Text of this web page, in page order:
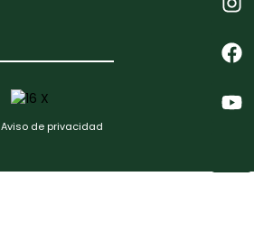
Aviso de privacidad